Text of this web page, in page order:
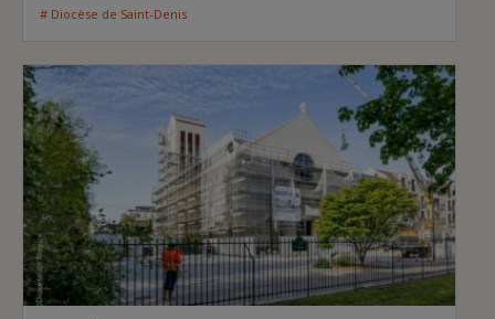
# Diocèse de Saint-Denis